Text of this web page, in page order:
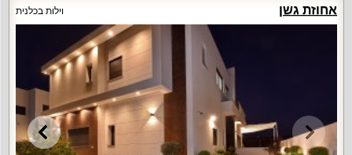
אחוזת גשן וילות בכלנית